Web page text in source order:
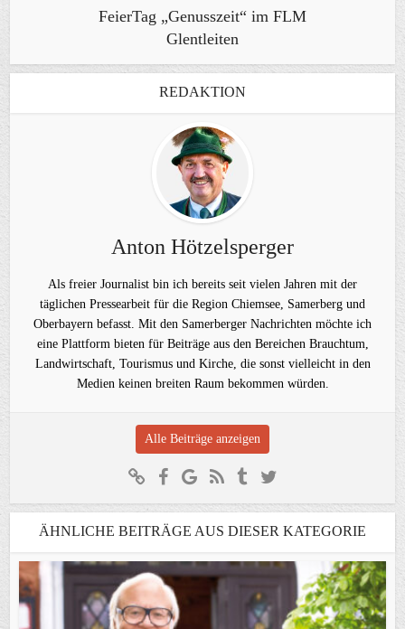
FeierTag „Genusszeit“ im FLM
Glentleiten
REDAKTION
Anton Hötzelsperger
Als freier Journalist bin ich bereits seit vielen Jahren mit der
täglichen Pressearbeit für die Region Chiemsee, Samerberg und
Oberbayern befasst. Mit den Samerberger Nachrichten möchte ich
eine Plattform bieten für Beiträge aus den Bereichen Brauchtum,
Landwirtschaft, Tourismus und Kirche, die sonst vielleicht in den
Medien keinen breiten Raum bekommen würden.
Alle Beiträge anzeigen
ÄHNLICHE BEITRÄGE AUS DIESER KATEGORIE